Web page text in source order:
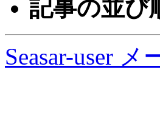
記事の並び
Seasar-user